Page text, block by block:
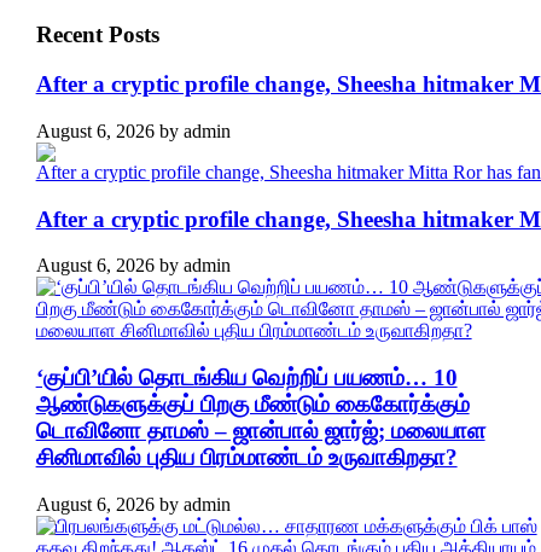
Recent Posts
After a cryptic profile change, Sheesha hitmaker
August 6, 2026by admin
After a cryptic profile change, Sheesha hitmaker
August 6, 2026by admin
‘குப்பி’யில் தொடங்கிய வெற்றிப் பயணம்… 10
ஆண்டுகளுக்குப் பிறகு மீண்டும் கைகோர்க்கும்
டொவினோ தாமஸ் – ஜான்பால் ஜார்ஜ்; மலையாள
சினிமாவில் புதிய பிரம்மாண்டம் உருவாகிறதா?
August 6, 2026by admin